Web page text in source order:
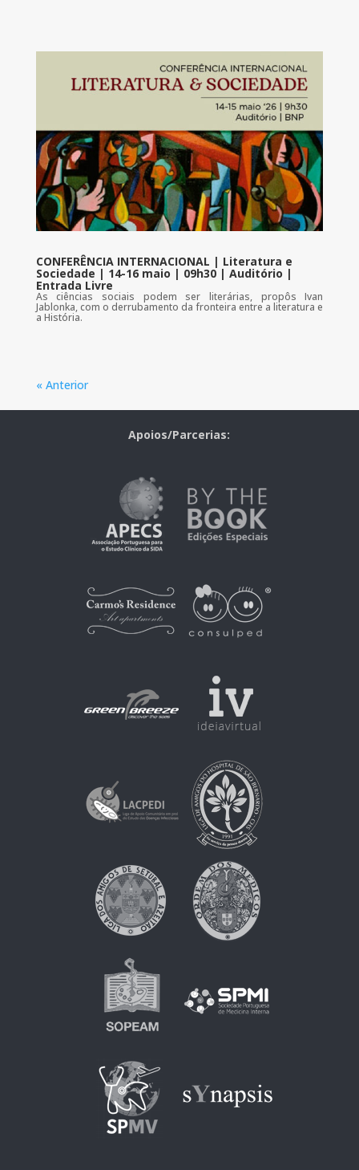
CONFERÊNCIA INTERNACIONAL | Literatura e
Sociedade | 14-16 maio | 09h30 | Auditório |
Entrada Livre
As ciências sociais podem ser literárias, propôs Ivan
Jablonka, com o derrubamento da fronteira entre a literatura e
a História.
« Anterior
Apoios/Parcerias: